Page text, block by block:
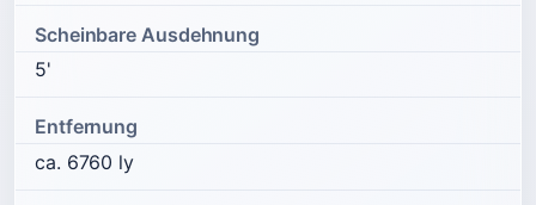
Scheinbare Ausdehnung
5'
Entfernung
ca. 6760 ly